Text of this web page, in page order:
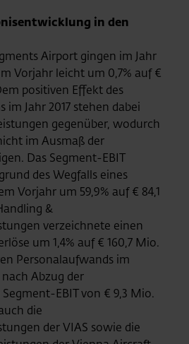
in den
Airport gingen im Jahr
Vorjahr leicht um 0,7% auf €
positiven Effekt des
im Jahr 2017 stehen dabei
gegenüber, wodurch
im Ausmaß der
Das Segment-EBIT
des Wegfalls eines
Vorjahr um 59,9% auf € 84,1
&
verzeichnete einen
um 1,4% auf € 160,7 Mio.
Personalaufwands im
Abzug der
EBIT von € 9,3 Mio.
die
der VIAS sowie die